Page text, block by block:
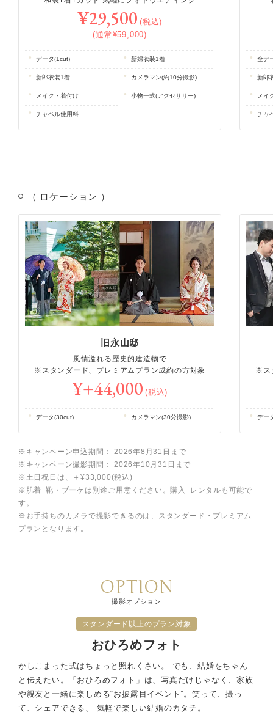
¥29,500 (税込)
(通常¥59,000)
データ(1cut) 新婦衣装1着
新郎衣装1着 カメラマン(約10分撮影)
メイク・着付け 小物一式(アクセサリー)
チャペル使用料
全デ
新郎
メイ
チャ
（ ロケーション ）
旧永山邸
風情溢れる歴史的建造物で
※スタンダード、プレミアムプラン成約の方対象
¥+44,000 (税込)
データ(30cut) カメラマン(30分撮影)
※ス
デー
※キャンペーン申込期間： 2026年8月31日まで
※キャンペーン撮影期間： 2026年10月31日まで
※土日祝日は、＋¥33,000(税込)
※肌着･靴・ブーケは別途ご用意ください。購入･レンタルも可能で
す。
※お手持ちのカメラで撮影できるのは、スタンダード・プレミアム
プランとなります。
OPTION
撮影オプション
スタンダード以上のプラン対象
おひろめフォト
かしこまった式はちょっと照れくさい。 でも、結婚をちゃん
と伝えたい。
「おひろめフォト」は、写真だけじゃなく、家族
や親友と一緒に楽しめる“お披露目イベント”。笑って、撮っ
て、シェアできる、 気軽で楽しい結婚のカタチ。